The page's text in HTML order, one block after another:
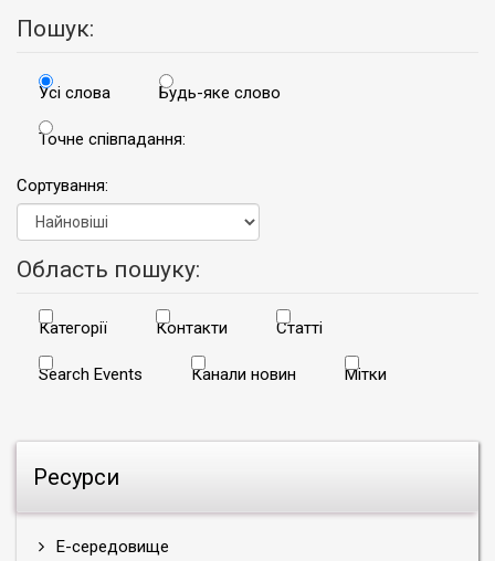
Ресурси
Е-середовище
Пошук:
Усі слова Будь-яке слово
Точне співпадання:
Сортування:
Область пошуку:
Категорії Контакти Статті
Search Events Канали новин Мітки